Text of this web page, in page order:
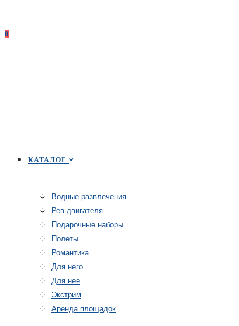
0
КАТАЛОГ
Водные развлечения
Рев двигателя
Подарочные наборы
Полеты
Романтика
Для него
Для нее
Экстрим
Аренда площадок